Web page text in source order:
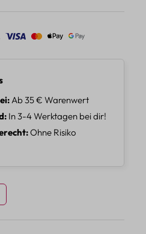
Ab 35 € Warenwert
In 3-4 Werktagen bei dir!
Ohne Risiko